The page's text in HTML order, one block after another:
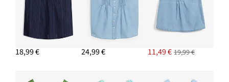
18,99 € 24,99 € 11,49 € 19,99 €